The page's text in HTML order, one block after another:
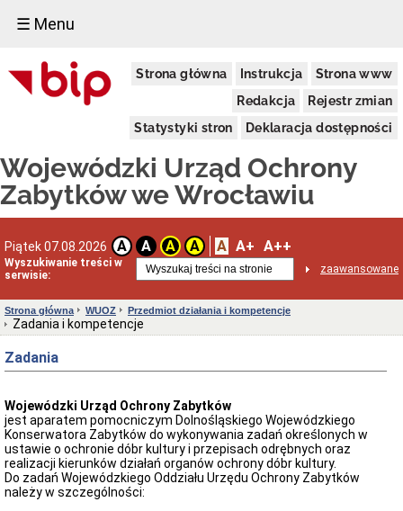
☰ Menu
Strona główna Instrukcja
Strona www
Redakcja
Rejestr zmian
Statystyki stron
Deklaracja dostępności
Wojewódzki Urząd Ochrony
Zabytków we Wrocławiu
Piątek 07.08.2026 A A A A A A+ A++
Wyszukiwanie treści w
serwisie:
zaawansowane
Dostępność
Deklaracja
dostępności
realizowanym
projekcie
dofinansowanym
Europejskich
Delegatury
adresowe
Podstawy
prawne
działalności
Osoby
kompetencje
Przedmiot
działania
i
kompetencje
Sprawozdawczość
finansowa
Strona główna WUOZ Przedmiot działania i kompetencje
Zadania i kompetencje
Zadania
Wojewódzki Urząd Ochrony Zabytków
jest aparatem pomocniczym Dolnośląskiego Wojewódzkiego
Konserwatora Zabytków do wykonywania zadań określonych w
ustawie o ochronie dóbr kultury i przepisach odrębnych oraz
realizacji kierunków działań organów ochrony dóbr kultury.
Do zadań Wojewódzkiego Oddziału Urzędu Ochrony Zabytków
należy w szczególności: